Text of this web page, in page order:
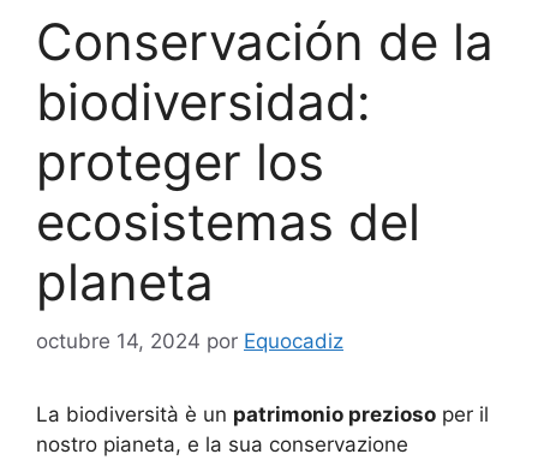
Conservación de la
biodiversidad:
proteger los
ecosistemas del
planeta
octubre 14, 2024 por Equocadiz
La biodiversità è un patrimonio prezioso per il
nostro pianeta, e la sua conservazione